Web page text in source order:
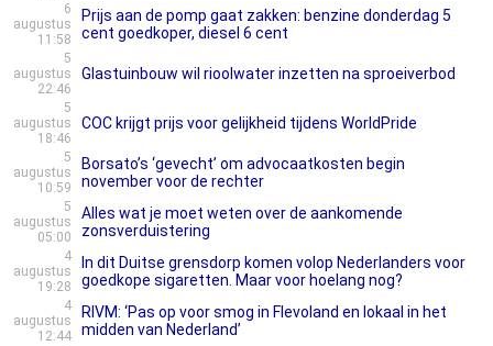
6
augustus
11:58
Prijs aan de pomp gaat zakken: benzine donderdag 5
cent goedkoper, diesel 6 cent
5
augustus
22:46
Glastuinbouw wil rioolwater inzetten na sproeiverbod
5
augustus
18:46
COC krijgt prijs voor gelijkheid tijdens WorldPride
5
augustus
10:59
Borsato’s ‘gevecht’ om advocaatkosten begin
november voor de rechter
5
augustus
05:00
Alles wat je moet weten over de aankomende
zonsverduistering
4
augustus
19:28
In dit Duitse grensdorp komen volop Nederlanders voor
goedkope sigaretten. Maar voor hoelang nog?
4
augustus
12:44
RIVM: ‘Pas op voor smog in Flevoland en lokaal in het
midden van Nederland’